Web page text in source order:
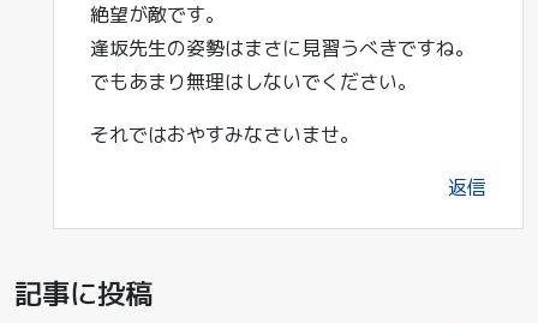
絶望が敵です。
逢坂先生の姿勢はまさに見習うべきですね。
でもあまり無理はしないでください。
それではおやすみなさいませ。
返信
記事に投稿